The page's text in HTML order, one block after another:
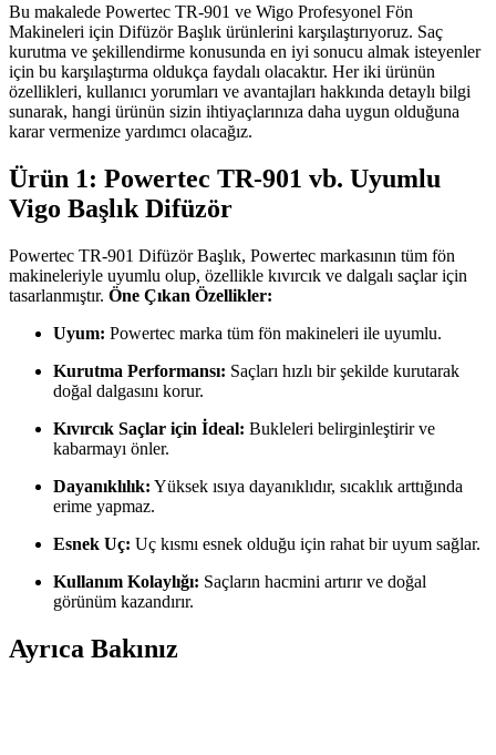
Bu makalede Powertec TR-901 ve Wigo Profesyonel Fön
Makineleri için Difüzör Başlık ürünlerini karşılaştırıyoruz. Saç
kurutma ve şekillendirme konusunda en iyi sonucu almak isteyenler
için bu karşılaştırma oldukça faydalı olacaktır. Her iki ürünün
özellikleri, kullanıcı yorumları ve avantajları hakkında detaylı bilgi
sunarak, hangi ürünün sizin ihtiyaçlarınıza daha uygun olduğuna
karar vermenize yardımcı olacağız.
Ürün 1: Powertec TR-901 vb. Uyumlu
Vigo Başlık Difüzör
Powertec TR-901 Difüzör Başlık, Powertec markasının tüm fön
makineleriyle uyumlu olup, özellikle kıvırcık ve dalgalı saçlar için
tasarlanmıştır. Öne Çıkan Özellikler:
Uyum: Powertec marka tüm fön makineleri ile uyumlu.
Kurutma Performansı: Saçları hızlı bir şekilde kurutarak
doğal dalgasını korur.
Kıvırcık Saçlar için İdeal: Bukleleri belirginleştirir ve
kabarmayı önler.
Dayanıklılık: Yüksek ısıya dayanıklıdır, sıcaklık arttığında
erime yapmaz.
Esnek Uç: Uç kısmı esnek olduğu için rahat bir uyum sağlar.
Kullanım Kolaylığı: Saçların hacmini artırır ve doğal
görünüm kazandırır.
Ayrıca Bakınız